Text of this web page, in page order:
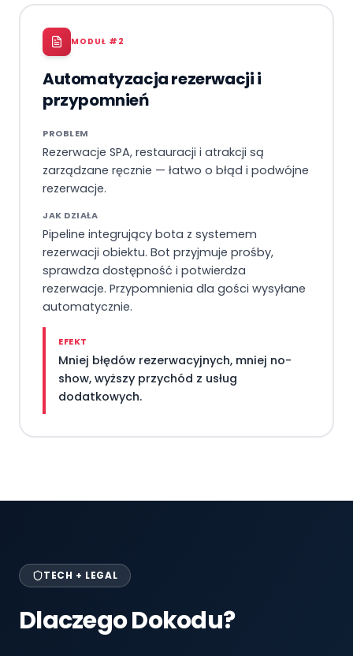
MODUŁ # 2
Automatyzacja rezerwacji i
przypomnień
PROBLEM
Rezerwacje SPA, restauracji i atrakcji są
zarządzane ręcznie — łatwo o błąd i podwójne
rezerwacje.
JAK DZIAŁA
Pipeline integrujący bota z systemem
rezerwacji obiektu. Bot przyjmuje prośby,
sprawdza dostępność i potwierdza
rezerwacje. Przypomnienia dla gości wysyłane
automatycznie.
EFEKT
Mniej błędów rezerwacyjnych, mniej no-
show, wyższy przychód z usług
dodatkowych.
TECH + LEGAL
Dlaczego Dokodu?